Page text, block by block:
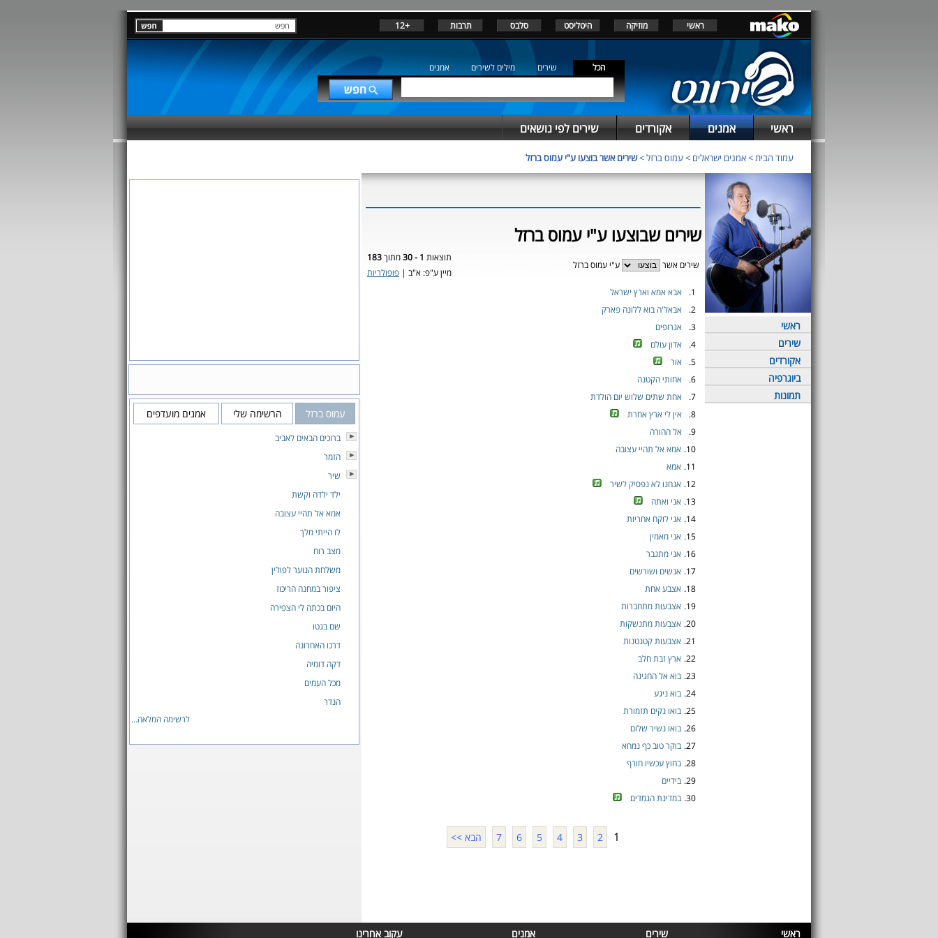
ראשי מוזיקה היטליסט סלבס תרבות +12
הכל שירים מילים לשירים אמנים
ראשי אמנים אקורדים שירים לפי נושאים
עמוד הבית>אמנים ישראלים >עמוס ברזל>שירים אשר בוצעו ע"י עמוס ברזל
ראשי
שירים
אקורדים
ביוגרפיה
תמונות
שירים שבוצעו ע"י עמוס ברזל
שירים אשר ע"י עמוס ברזל
תוצאות 1 - 30 מתוך183
מיין ע"פ: א"ב | פופולריות
1.
אבא אמא וארץ ישראל
2.
אבאל'ה בוא ללונה פארק
3.
אגרופים
4.
אדון עולם
5.
אור
6.
אחותי הקטנה
7.
אחת שתים שלוש יום הולדת
8.
אין לי ארץ אחרת
9.
אל ההורה
10. אמא אל תהיי עצובה
11. אמא
12. אנחנו לא נפסיק לשיר
13. אני ואתה
14. אני לוקח אחריות
15. אני מאמין
16. אני מתגבר
17. אנשים ושורשים
18. אצבע אחת
19. אצבעות מתחברות
20. אצבעות מתנשקות
21. אצבעות קטנטנות
22. ארץ זבת חלב
23. בוא אל החגיגה
24. בוא ניגע
25. בואו נקים תזמורת
26. בואו נשיר שלום
27. בוקר טוב כף נמחא
28. בחוץ עכשיו חורף
29. בידיים
30. במדינת הגמדים
1
2
3
4
5
6
7 הבא >>
עמוס ברזל הרשימה שלי אמנים מועדפים
ברוכים הבאים לאביב
הזמר
שיר
ילד ילדה וקשת
אמא אל תהיי עצובה
לו הייתי מלך
מצב רוח
משלחת הנוער לפולין
ציפור במחנה הריכוז
היום בכתה לי הצפירה
שם בגטו
דרכו האחרונה
דקה דומיה
מכל העמים
הנדר
לרשימה המלאה...
ראשי שירים אמנים עקוב אחרינו